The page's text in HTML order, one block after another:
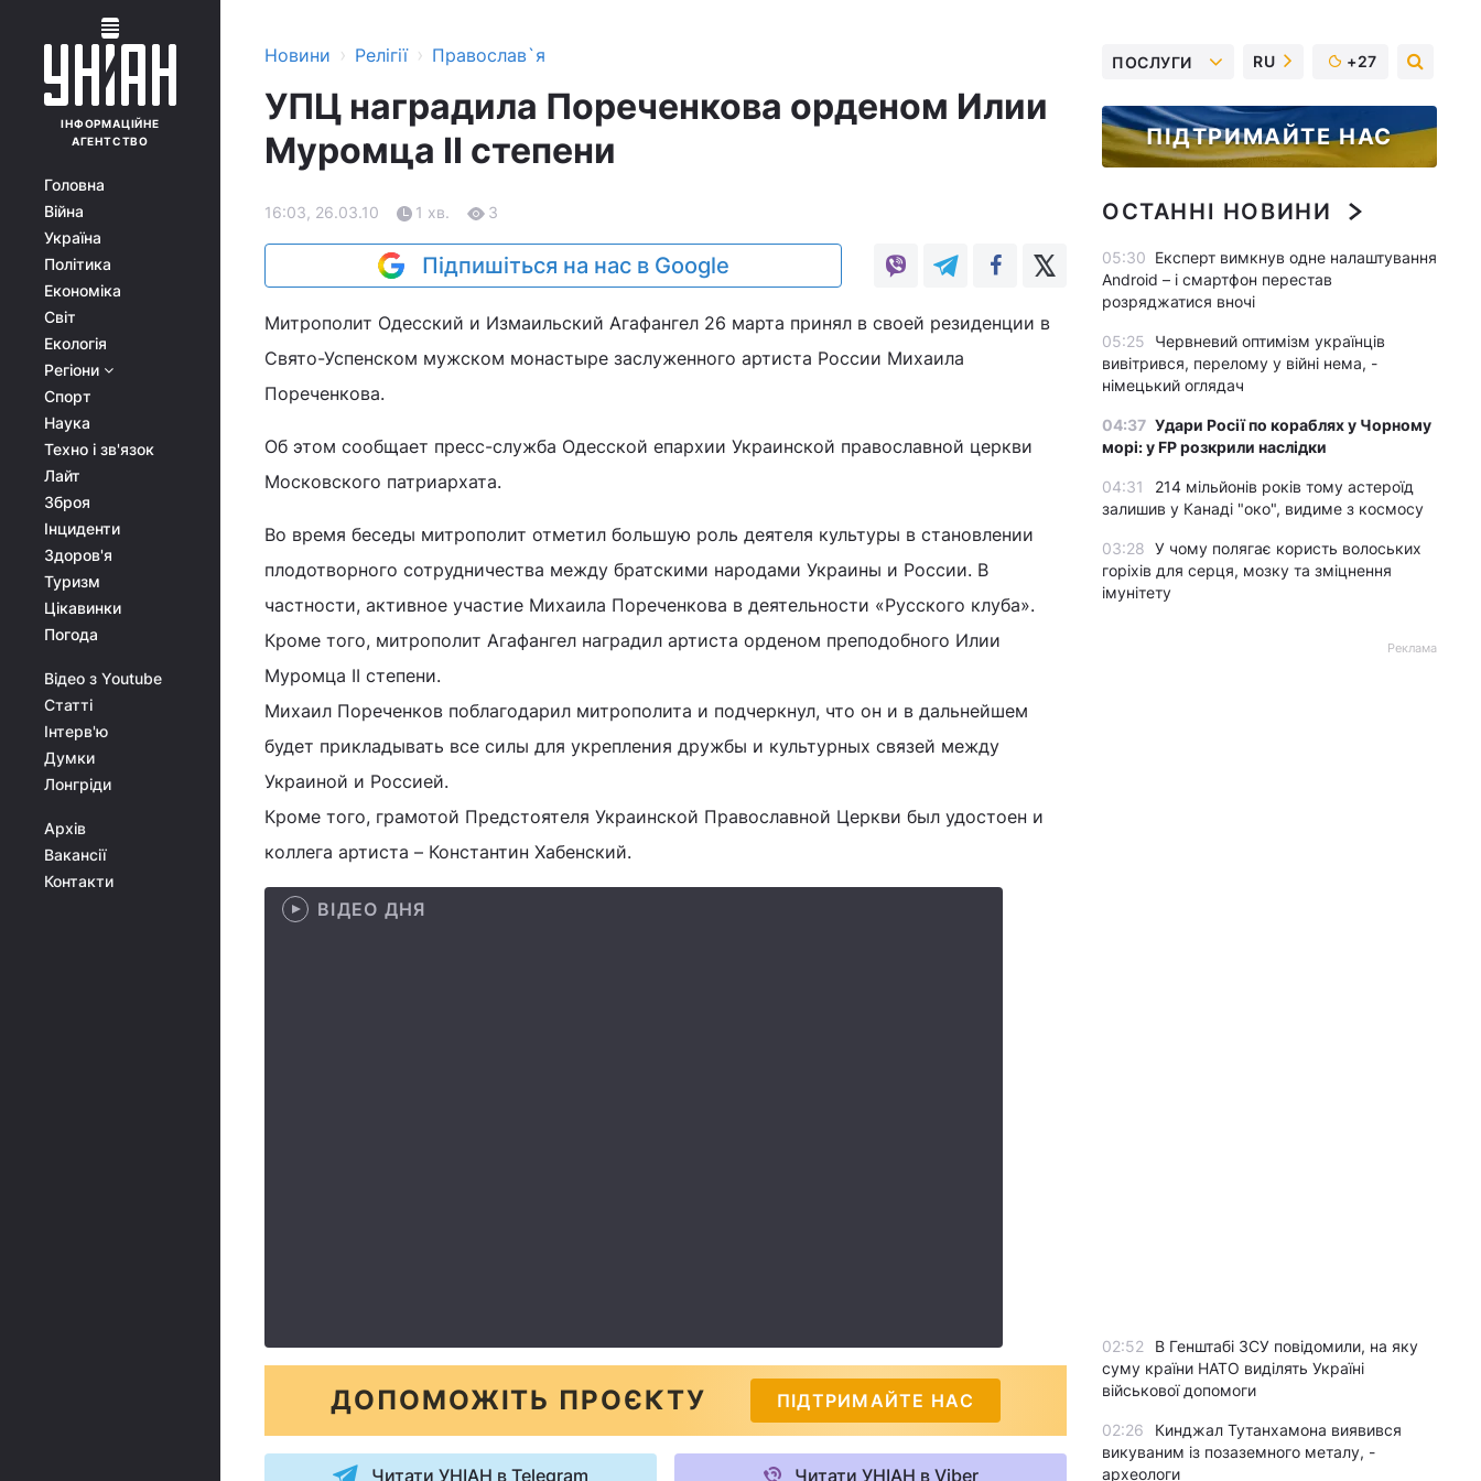
ІНФОРМАЦІЙНЕ
АГЕНТСТВО
Головна
Війна
Україна
Політика
Економіка
Світ
Екологія
Регіони
Спорт
Наука
Техно і зв'язок
Лайт
Зброя
Інциденти
Здоров'я
Туризм
Цікавинки
Погода
Відео з Youtube
Статті
Інтерв'ю
Думки
Лонгріди
Архів
Вакансії
Контакти
Новини › Релігії › Православ`я
УПЦ наградила Пореченкова орденом Илии
Муромца II степени
16:03, 26.03.10 1 хв. 3
Підпишіться на нас в Google
Митрополит Одесский и Измаильский Агафангел 26 марта принял в своей резиденции в
Свято-Успенском мужском монастыре заслуженного артиста России Михаила
Пореченкова.
Об этом сообщает пресс-служба Одесской епархии Украинской православной церкви
Московского патриархата.
Во время беседы митрополит отметил большую роль деятеля культуры в становлении
плодотворного сотрудничества между братскими народами Украины и России. В
частности, активное участие Михаила Пореченкова в деятельности «Русского клуба».
Кроме того, митрополит Агафангел наградил артиста орденом преподобного Илии
Муромца II степени.
Михаил Пореченков поблагодарил митрополита и подчеркнул, что он и в дальнейшем
будет прикладывать все силы для укрепления дружбы и культурных связей между
Украиной и Россией.
Кроме того, грамотой Предстоятеля Украинской Православной Церкви был удостоен и
коллега артиста – Константин Хабенский.
ВІДЕО ДНЯ
ДОПОМОЖІТЬ ПРОЄКТУ ПІДТРИМАЙТЕ НАС
Читати УНІАН в Telegram Читати УНІАН в Viber
ПОСЛУГИ RU +27
ПІДТРИМАЙТЕ НАС
ОСТАННІ НОВИНИ
05:30 Експерт вимкнув одне налаштування
Android – і смартфон перестав
розряджатися вночі
05:25
Червневий оптимізм українців
вивітрився, перелому у війні нема, -
німецький оглядач
04:37 Удари Росії по кораблях у Чорному
морі: у FP розкрили наслідки
04:31
214 мільйонів років тому астероїд
залишив у Канаді "око", видиме з космосу
03:28 У чому полягає користь волоських
горіхів для серця, мозку та зміцнення
імунітету
Реклама
02:52
В Генштабі ЗСУ повідомили, на яку
суму країни НАТО виділять Україні
військової допомоги
02:26
Кинджал Тутанхамона виявився
викуваним із позаземного металу, -
археологи